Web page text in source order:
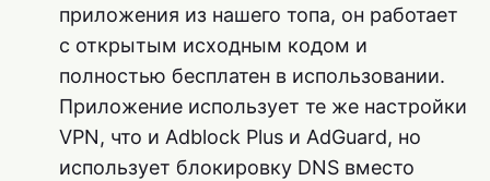
приложения из нашего топа, он работает
с открытым исходным кодом и
полностью бесплатен в использовании.
Приложение использует те же настройки
VPN, что и Adblock Plus и AdGuard, но
использует блокировку DNS вместо